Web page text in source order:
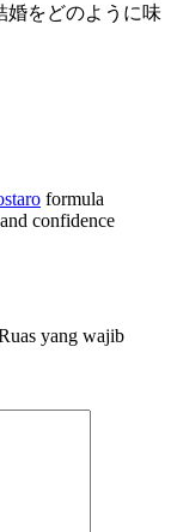
婚をどのように味
formula
confidence
yang wajib